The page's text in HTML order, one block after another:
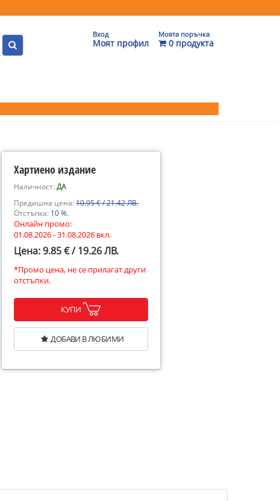
Вход
Моят профил
Моята поръчка
0 продукта
Хартиено издание
Наличност:ДА
Предишна цена:10.95 € / 21.42 ЛВ.
Отстъпка: 10 %.
Онлайн промо:
01.08.2026 - 31.08.2026 вкл.
Цена: 9.85 € / 19.26 ЛВ.
*Промо цена, не се прилагат други
отстъпки.
КУПИ
ДОБАВИ В ЛЮБИМИ